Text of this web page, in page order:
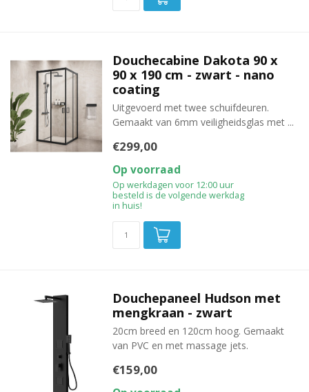
Douchecabine Dakota 90 x
90 x 190 cm - zwart - nano
coating
Uitgevoerd met twee schuifdeuren.
Gemaakt van 6mm veiligheidsglas met ...
€299,00
Op voorraad
Op werkdagen voor 12:00 uur
besteld is de volgende werkdag
in huis!
Douchepaneel Hudson met
mengkraan - zwart
20cm breed en 120cm hoog. Gemaakt
van PVC en met massage jets.
€159,00